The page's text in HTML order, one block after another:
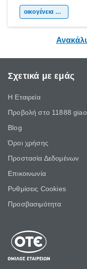
χώρας. Είτεοικογένεια & παιδί
Σχετικά με εμάς
Η Εταιρεία
Προβολή στο 11888
Blog
Όροι χρήσης
Προστασία Δεδομένων
Επικοινωνία
Ρυθμίσεις Cookies
Προσβασιμότητα